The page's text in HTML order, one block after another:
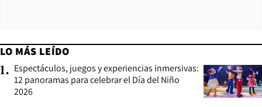
LO MÁS LEÍDO
1. Espectáculos, juegos y experiencias inmersivas:
12 panoramas para celebrar el Día del Niño
2026